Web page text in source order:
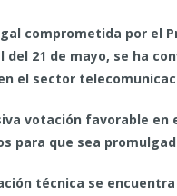
comprometida por el
del 21 de mayo, se ha
el sector
votación favorable en
para que sea
técnica se